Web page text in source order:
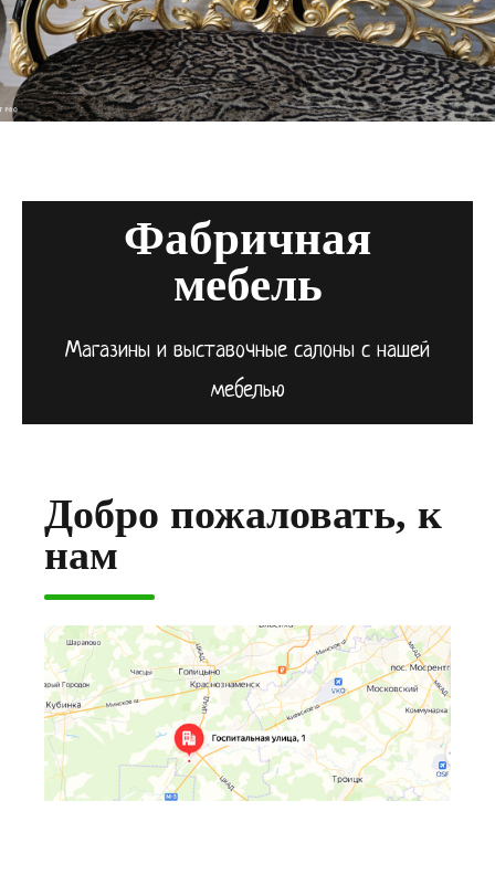
Фабричная
мебель
Магазины и выставочные салоны с нашей
мебелью
Добро пожаловать, к
нам